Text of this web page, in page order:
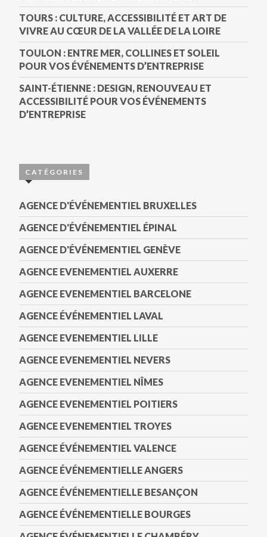
TOURS : CULTURE, ACCESSIBILITÉ ET ART DE
VIVRE AU CŒUR DE LA VALLÉE DE LA LOIRE
TOULON : ENTRE MER, COLLINES ET SOLEIL
POUR VOS ÉVÉNEMENTS D’ENTREPRISE
SAINT-ÉTIENNE : DESIGN, RENOUVEAU ET
ACCESSIBILITÉ POUR VOS ÉVÉNEMENTS
D’ENTREPRISE
CATÉGORIES
AGENCE D'ÉVÉNEMENTIEL BRUXELLES
AGENCE D'ÉVÉNEMENTIEL ÉPINAL
AGENCE D'ÉVÉNEMENTIEL GENÈVE
AGENCE EVENEMENTIEL AUXERRE
AGENCE EVENEMENTIEL BARCELONE
AGENCE ÉVÉNEMENTIEL LAVAL
AGENCE EVENEMENTIEL LILLE
AGENCE EVENEMENTIEL NEVERS
AGENCE EVENEMENTIEL NÎMES
AGENCE EVENEMENTIEL POITIERS
AGENCE EVENEMENTIEL TROYES
AGENCE ÉVÉNEMENTIEL VALENCE
AGENCE ÉVÉNEMENTIELLE ANGERS
AGENCE ÉVÉNEMENTIELLE BESANÇON
AGENCE ÉVÉNEMENTIELLE BOURGES